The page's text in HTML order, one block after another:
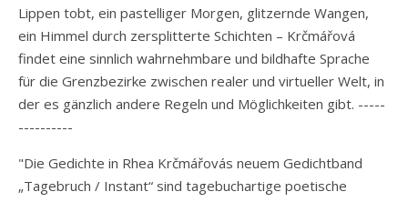
Lippen tobt, ein pastelliger Morgen, glitzernde Wangen,
ein Himmel durch zersplitterte Schichten – Krčmářová
findet eine sinnlich wahrnehmbare und bildhafte Sprache
für die Grenzbezirke zwischen realer und virtueller Welt, in
der es gänzlich andere Regeln und Möglichkeiten gibt. -----
----------
"Die Gedichte in Rhea Krčmářovás neuem Gedichtband
„Tagebruch / Instant“ sind tagebuchartige poetische